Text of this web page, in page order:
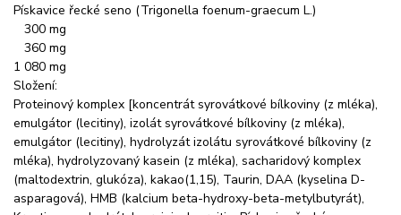
Pískavice řecké seno (Trigonella foenum-graecum L.)
300 mg
360 mg
1 080 mg
Složení:
Proteinový komplex [koncentrát syrovátkové bílkoviny (z mléka),
emulgátor (lecitiny), izolát syrovátkové bílkoviny (z mléka),
emulgátor (lecitiny), hydrolyzát izolátu syrovátkové bílkoviny (z
mléka), hydrolyzovaný kasein (z mléka), sacharidový komplex
(maltodextrin, glukóza), kakao(1,15), Taurin, DAA (kyselina D-
asparagová), HMB (kalcium beta-hydroxy-beta-metylbutyrát),